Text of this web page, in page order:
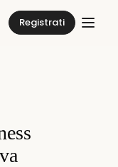
Registrati